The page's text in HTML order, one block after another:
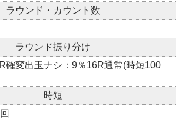
ラウンド・カウント数
ラウンド振り分け
確変出玉ナシ：9％16R通常(時短100
時短